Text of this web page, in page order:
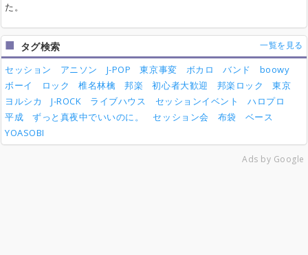
た。
タグ検索 一覧を見る
セッション アニソン J-POP 東京事変 ボカロ バンド
boowy
ボーイ
ロック 椎名林檎 邦楽 初心者大歓迎 邦楽ロック
東京
ヨルシカ
J-ROCK ライブハウス セッションイベント
ハロプロ
平成
ずっと真夜中でいいのに。 セッション会 布袋
ベース
YOASOBI
Ads by Google